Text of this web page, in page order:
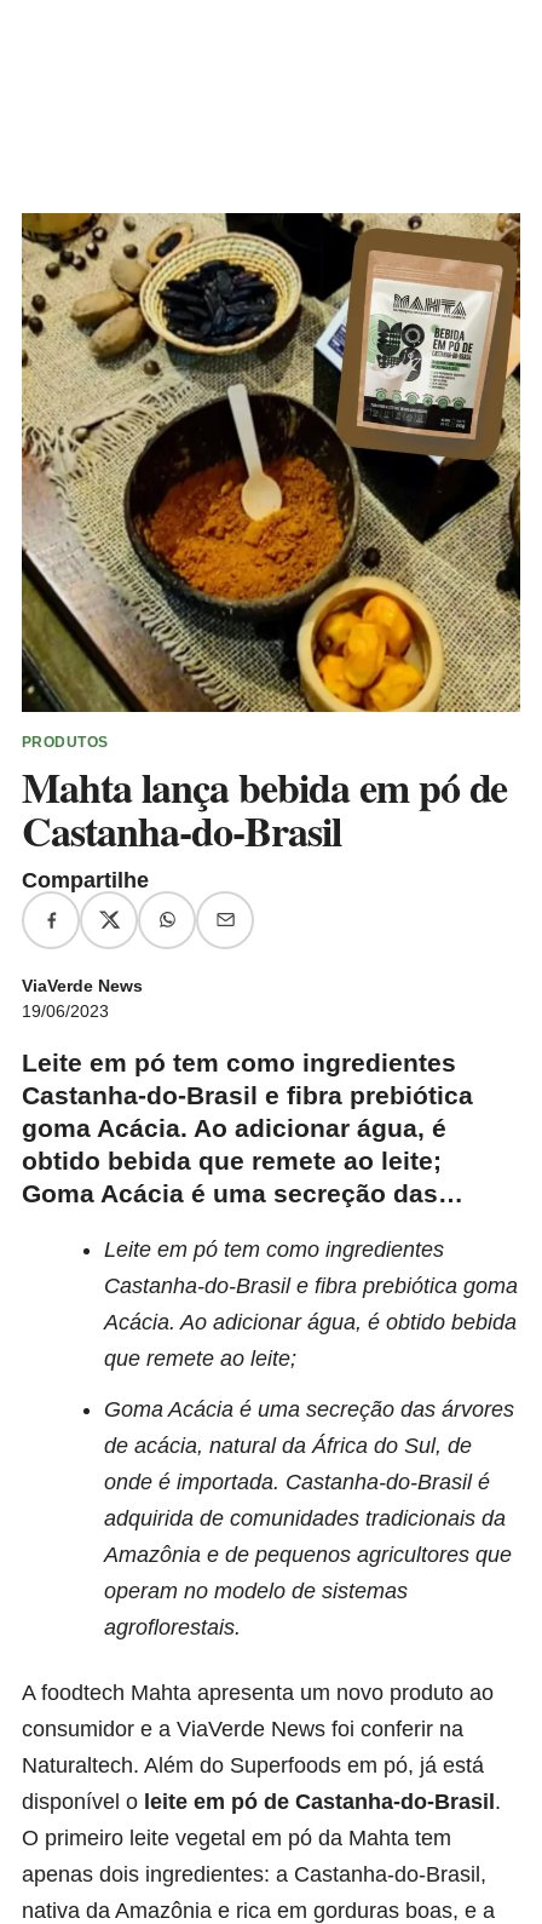
PRODUTOS
Mahta lança bebida em pó de
Castanha-do-Brasil
Compartilhe
ViaVerde News
19/06/2023
Leite em pó tem como ingredientes
Castanha-do-Brasil e fibra prebiótica
goma Acácia. Ao adicionar água, é
obtido bebida que remete ao leite;
Goma Acácia é uma secreção das…
Leite em pó tem como ingredientes
Castanha-do-Brasil e fibra prebiótica goma
Acácia. Ao adicionar água, é obtido bebida
que remete ao leite;
Goma Acácia é uma secreção das árvores
de acácia, natural da África do Sul, de
onde é importada. Castanha-do-Brasil é
adquirida de comunidades tradicionais da
Amazônia e de pequenos agricultores que
operam no modelo de sistemas
agroflorestais.
A foodtech Mahta apresenta um novo produto ao
consumidor e a ViaVerde News foi conferir na
Naturaltech. Além do Superfoods em pó, já está
disponível o leite em pó de Castanha-do-Brasil.
O primeiro leite vegetal em pó da Mahta tem
apenas dois ingredientes: a Castanha-do-Brasil,
nativa da Amazônia e rica em gorduras boas, e a